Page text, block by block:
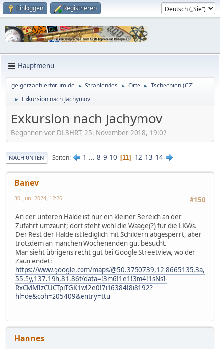
Einloggen Registrieren
Hauptmenü
geigerzaehlerforum.de ► Strahlendes ► Orte ► Tschechien (CZ)
► Exkursion nach Jachymov
Exkursion nach Jachymov
Begonnen von DL3HRT, 25. November 2018, 19:02
NACH UNTEN Seiten 1 ... 8 9 10 11 12 13 14
Banev
#150
30. Juni 2024, 12:26
An der unteren Halde ist nur ein kleiner Bereich an der
Zufahrt umzäunt; dort steht wohl die Waage(?) für die LKWs.
Der Rest der Halde ist lediglich mit Schildern abgesperrt, aber
trotzdem an manchen Wochenenden gut besucht.
Man sieht übrigens recht gut bei Google Streetview, wo der
Zaun endet:
https://www.google.com/maps/@50.3750739,12.8665135,3a,
55.5y,137.19h,81.86t/data=!3m6!1e1!3m4!1sNsI-
RxCMMIzCUCTpiTGK1w!2e0!7i16384!8i8192?
hl=de&coh=205409&entry=ttu
Hannes